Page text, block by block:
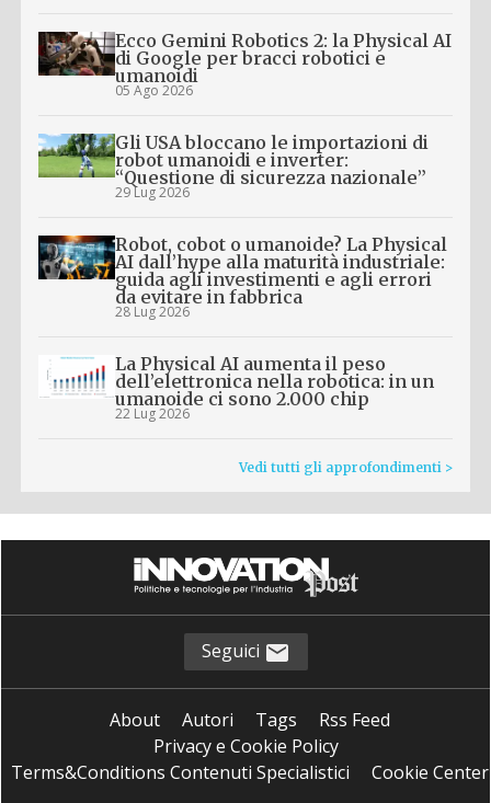
Ecco Gemini Robotics 2: la Physical AI
di Google per bracci robotici e
umanoidi
05 Ago 2026
Gli USA bloccano le importazioni di
robot umanoidi e inverter:
“Questione di sicurezza nazionale”
29 Lug 2026
Robot, cobot o umanoide? La Physical
AI dall’hype alla maturità industriale:
guida agli investimenti e agli errori
da evitare in fabbrica
28 Lug 2026
La Physical AI aumenta il peso
dell’elettronica nella robotica: in un
umanoide ci sono 2.000 chip
22 Lug 2026
Vedi tutti gli approfondimenti >
Seguici
About Autori Tags
Rss Feed
Privacy e Cookie Policy
Terms&Conditions Contenuti Specialistici
Cookie Center